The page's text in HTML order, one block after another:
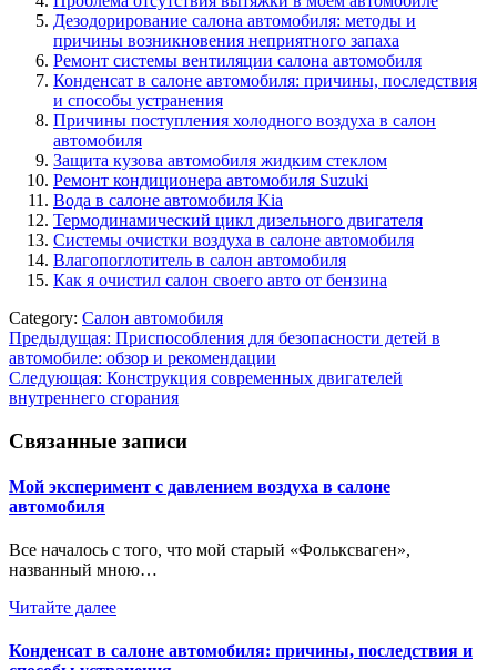
Дезодорирование салона автомобиля: методы и
причины возникновения неприятного запаха
Ремонт системы вентиляции салона автомобиля
Конденсат в салоне автомобиля: причины, последствия
и способы устранения
Причины поступления холодного воздуха в салон
автомобиля
Защита кузова автомобиля жидким стеклом
Ремонт кондиционера автомобиля Suzuki
Вода в салоне автомобиля Kia
Термодинамический цикл дизельного двигателя
Системы очистки воздуха в салоне автомобиля
Влагопоглотитель в салон автомобиля
Как я очистил салон своего авто от бензина
Category: Салон автомобиля
Навигация
по
записям
Предыдущая: Приспособления для безопасности детей в
автомобиле: обзор и рекомендации
Следующая: Конструкция современных двигателей
внутреннего сгорания
Связанные записи
Мой эксперимент с давлением воздуха в салоне
автомобиля
Все началось с того, что мой старый «Фольксваген»,
названный мною…
Читайте далее
Конденсат в салоне автомобиля: причины, последствия и